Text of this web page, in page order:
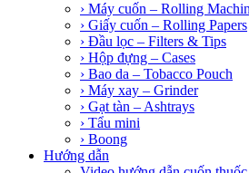
› Máy cuốn – Rolling
› Giấy cuốn – Rolling Papers
› Đầu lọc – Filters & Tips
› Hộp đựng – Cases
› Bao da – Tobacco Pouch
› Máy xay – Grinder
› Gạt tàn – Ashtrays
› Tẩu mini
› Boong
Hướng dẫn